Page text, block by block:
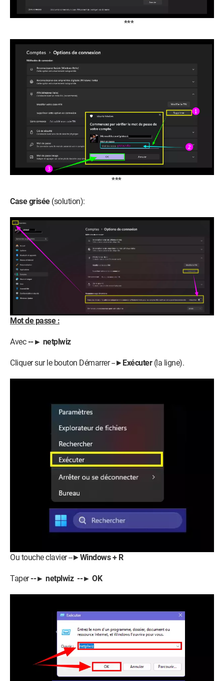
***
***
Case grisée (solution):
Mot de passe :
Avec--► netplwiz
Cliquer sur le bouton Démarrer --►Exécuter (la ligne).
Ou touche clavier --►Windows + R
Taper--► netplwiz --► OK